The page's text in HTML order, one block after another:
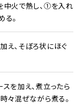
中火で熱し、①を入れ
る。
え、そぼろ状にほぐ
を加え、煮立ったら
々混ぜながら煮る。